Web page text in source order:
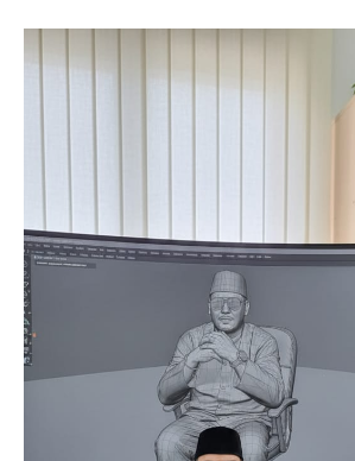
SUBSCRIBE NOW
Company